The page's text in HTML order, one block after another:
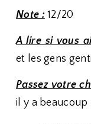
Note :12/20
A lire si vous
et les gens
Passez votre
il y a beaucoup